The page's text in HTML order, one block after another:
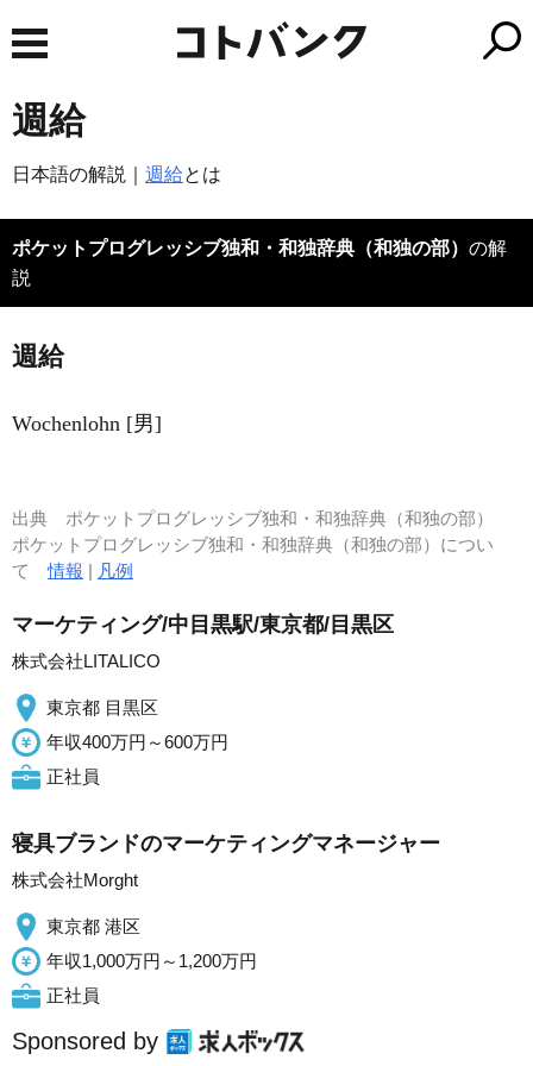
週給
日本語の解説｜ 週給とは
ポケットプログレッシブ独和・和独辞典（和独の部） の解
説
週給
Wochenlohn [男]
出典 ポケットプログレッシブ独和・和独辞典（和独の部）
ポケットプログレッシブ独和・和独辞典（和独の部）につい
て情報 | 凡例
マーケティング/中目黒駅/東京都/目黒区
株式会社LITALICO
東京都 目黒区
年収400万円～600万円
正社員
寝具ブランドのマーケティングマネージャー
株式会社Morght
東京都 港区
年収1,000万円～1,200万円
正社員
Sponsored by